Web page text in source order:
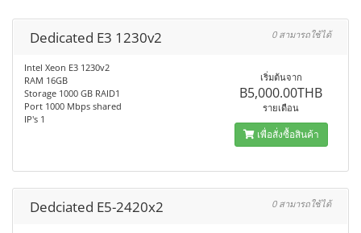
Dedicated E3 1230v2 0 สามารถใช้ได้
Intel Xeon E3 1230v2
RAM 16GB
Storage 1000 GB RAID1
Port 1000 Mbps shared
IP's 1
เริ่มต้นจาก
B5,000.00THB
รายเดือน
เพื่อสั่งซื้อสินค้า
Dedciated E5-2420x2 0 สามารถใช้ได้